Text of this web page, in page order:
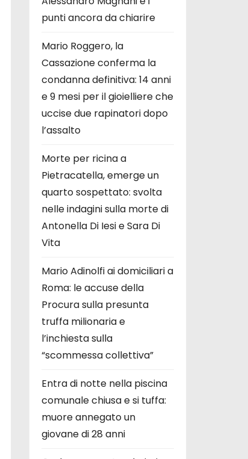
punti ancora da chiarire
Mario Roggero, la
Cassazione conferma la
condanna definitiva: 14 anni
e 9 mesi per il gioielliere che
uccise due rapinatori dopo
l’assalto
Morte per ricina a
Pietracatella, emerge un
quarto sospettato: svolta
nelle indagini sulla morte di
Antonella Di Iesi e Sara Di
Vita
Mario Adinolfi ai domiciliari a
Roma: le accuse della
Procura sulla presunta
truffa milionaria e
l’inchiesta sulla
“scommessa collettiva”
Entra di notte nella piscina
comunale chiusa e si tuffa:
muore annegato un
giovane di 28 anni